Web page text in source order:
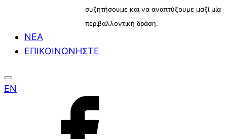
συζητήσουμε και να αναπτύξουμε μαζί μία
περιβαλλοντική δράση.
ΝΕΑ
ΕΠΙΚΟΙΝΩΝΗΣΤΕ
EN